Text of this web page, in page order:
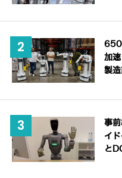
650
加
製
事
イ
と